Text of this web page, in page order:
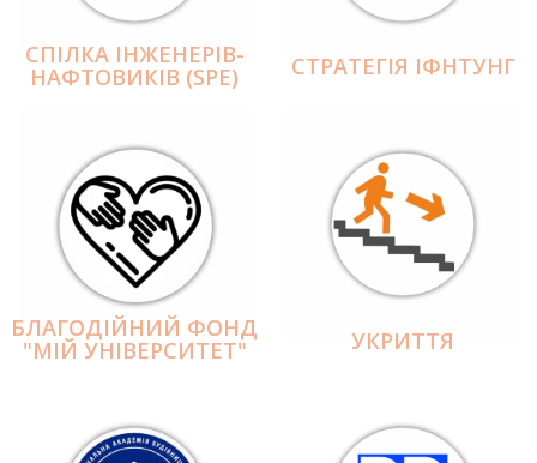
СПІЛКА ІНЖЕНЕРІВ-
НАФТОВИКІВ (SPE) СТРАТЕГІЯ ІФНТУНГ
БЛАГОДІЙНИЙ ФОНД
"МІЙ УНІВЕРСИТЕТ" УКРИТТЯ